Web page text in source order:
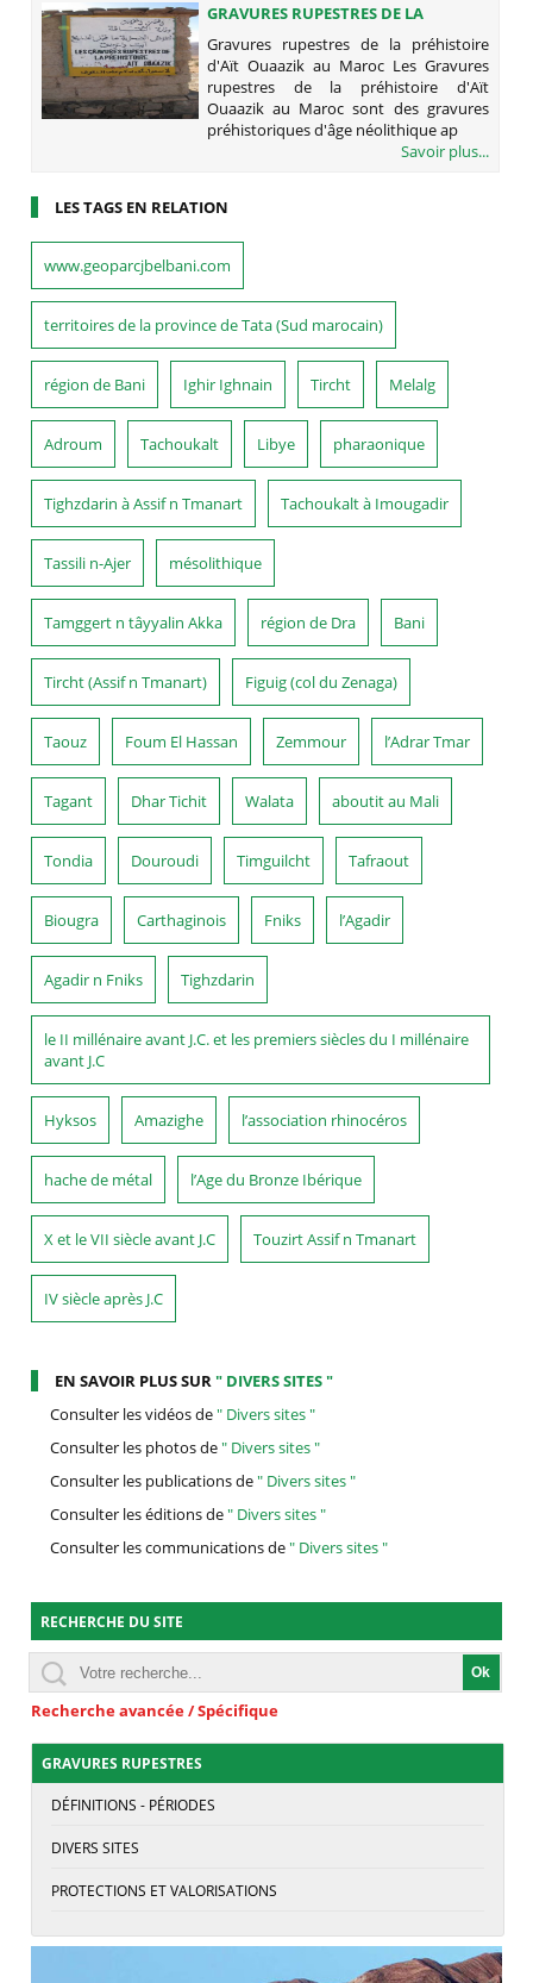
GRAVURES RUPESTRES DE LA
PRÉHISTOIRE D'AÏT OUAAZIK AU
MAROC
Gravures rupestres de la préhistoire
d'Aït Ouaazik au Maroc Les Gravures
rupestres de la préhistoire d'Aït
Ouaazik au Maroc sont des gravures
préhistoriques d'âge néolithique ap
Savoir plus...
LES TAGS EN RELATION
www.geoparcjbelbani.com
territoires de la province de Tata (Sud marocain)
région de Bani Ighir Ighnain Tircht Melalg
Adroum Tachoukalt Libye pharaonique
Tighzdarin à Assif n Tmanart Tachoukalt à Imougadir
Tassili n-Ajer mésolithique
Tamggert n tâyyalin Akka région de Dra Bani
Tircht (Assif n Tmanart) Figuig (col du Zenaga)
Taouz Foum El Hassan Zemmour l’Adrar Tmar
Tagant Dhar Tichit Walata aboutit au Mali
Tondia Douroudi Timguilcht Tafraout
Biougra Carthaginois Fniks l’Agadir
Agadir n Fniks Tighzdarin
le II millénaire avant J.C. et les premiers siècles du I millénaire
avant J.C
Hyksos Amazighe l’association rhinocéros
hache de métal l’Age du Bronze Ibérique
X et le VII siècle avant J.C Touzirt Assif n Tmanart
IV siècle après J.C
EN SAVOIR PLUS SUR" DIVERS SITES "
Consulter les vidéos de" Divers sites "
Consulter les photos de" Divers sites "
Consulter les publications de" Divers sites "
Consulter les éditions de" Divers sites "
Consulter les communications de" Divers sites "
RECHERCHE DU SITE
Recherche avancée / Spécifique
GRAVURES RUPESTRES
DÉFINITIONS - PÉRIODES
DIVERS SITES
PROTECTIONS ET VALORISATIONS